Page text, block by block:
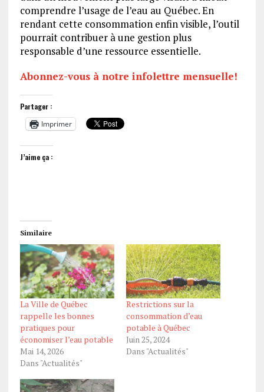
comprendre l’usage de l’eau au Québec. En
rendant cette consommation enfin visible, l’outil
pourrait contribuer à une gestion plus
responsable d’une ressource essentielle.
Abonnez-vous à notre infolettre mensuelle!
Partager :
Imprimer
J’aime ça :
Similaire
La Ville de Québec
rappelle les bonnes
pratiques pour
économiser l’eau potable
Mai 14, 2026
Dans "Actualités"
Restrictions sur la
consommation d’eau
potable à Québec
Juin 25, 2024
Dans "Actualités"